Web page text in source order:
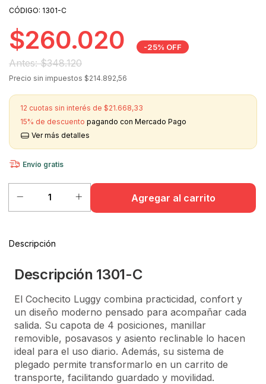
CÓDIGO: 1301-C
$260.020 -25% OFF
$348.120
Precio sin impuestos $214.892,56
12 cuotas sin interés de $21.668,33
15% de descuento pagando con Mercado Pago
Ver más detalles
Envío gratis
Descripción
Descripción 1301-C
El Cochecito Luggy combina practicidad, confort y
un diseño moderno pensado para acompañar cada
salida. Su capota de 4 posiciones, manillar
removible, posavasos y asiento reclinable lo hacen
ideal para el uso diario. Además, su sistema de
plegado permite transformarlo en un carrito de
transporte, facilitando guardado y movilidad.